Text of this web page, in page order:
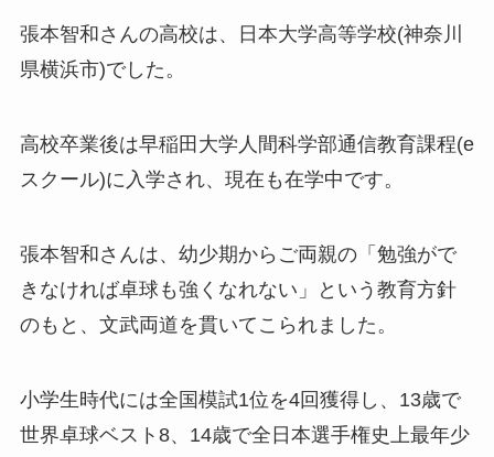
張本智和さんの高校は、日本大学高等学校(神奈川
県横浜市)でした。
高校卒業後は早稲田大学人間科学部通信教育課程(e
スクール)に入学され、現在も在学中です。
張本智和さんは、幼少期からご両親の「勉強がで
きなければ卓球も強くなれない」という教育方針
のもと、文武両道を貫いてこられました。
小学生時代には全国模試1位を4回獲得し、13歳で
世界卓球ベスト8、14歳で全日本選手権史上最年少